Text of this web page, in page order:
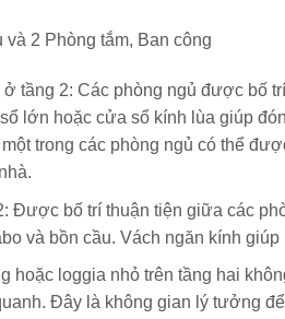
2 Phòng tắm, Ban công
tầng 2: Các phòng ngủ được bố
lớn hoặc cửa sổ kính lùa giúp
trong các phòng ngủ có thể
Được bố trí thuận tiện giữa các
và bồn cầu. Vách ngăn kính
hoặc loggia nhỏ trên tầng hai
Đây là không gian lý tưởng